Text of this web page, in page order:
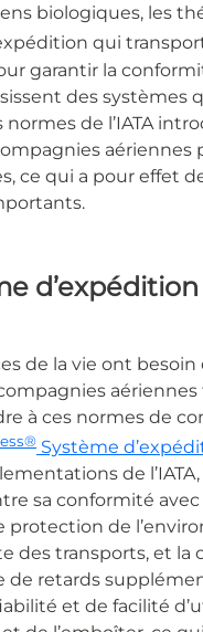
biologiques, les
qui
garantir la
des systèmes
de l’IATA
ce qui a pour effet
de la vie ont
à ces normes de
Système
de l’IATA,
sa conformité
de
des transports, et la
retards
et de facilité